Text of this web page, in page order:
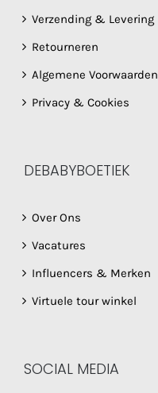
Verzending & Levering
Retourneren
Algemene Voorwaarden
Privacy & Cookies
DEBABYBOETIEK
Over Ons
Vacatures
Influencers & Merken
Virtuele tour winkel
SOCIAL MEDIA